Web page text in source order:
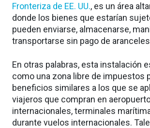
Fronteriza de EE. UU., es un área
donde los bienes que estarían
pueden enviarse, almacenarse,
transportarse sin pago de
En otras palabras, esta instalación
como una zona libre de impuestos
beneficios similares a los que se
viajeros que compran en
internacionales, terminales
durante vuelos internacionales.